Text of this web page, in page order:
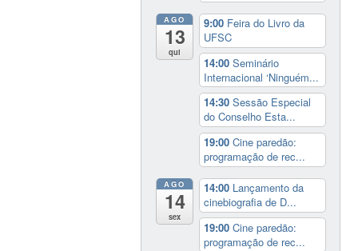
AGO
13
qui
9:00 Feira do Livro da
UFSC
14:00Seminário
Internacional ‘Ninguém...
14:30Sessão Especial
do Conselho Esta...
19:00Cine paredão:
programação de rec...
AGO
14
sex
14:00 Lançamento da
cinebiografia de D...
19:00Cine paredão:
programação de rec...